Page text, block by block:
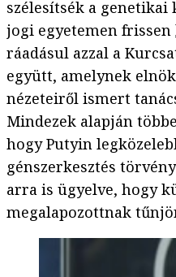
szélesítsék a
jogi egyetemen frissen
ráadásul azzal a
együtt, amelynek
nézeteiről ismert
Mindezek alapján
hogy Putyin
génszerkesztés
arra is ügyelve, hogy
megalapozottnak